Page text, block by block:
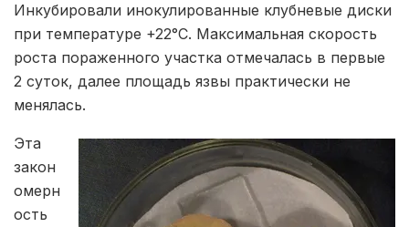
Инкубировали инокулированные клубневые диски
при температуре +22°С. Максимальная скорость
роста пораженного участка отмечалась в первые
2 суток, далее площадь язвы практически не
менялась.
Эта
закон
омерн
ость